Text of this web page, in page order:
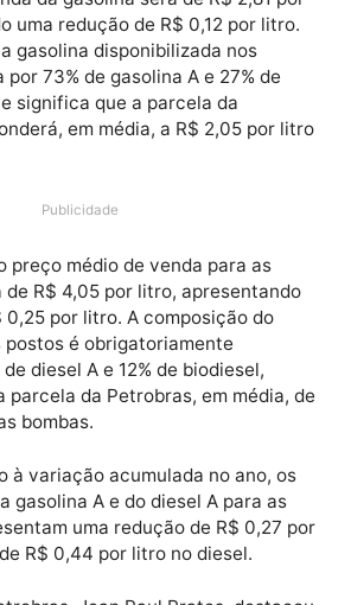
na quinta-feira (19) um novo
dos combustíveis destinados às
vigência a partir de sábado (21).
da gasolina será de R$ 2,81
uma redução de R$ 0,12 por
a gasolina disponibilizada nos
significa que a parcela da
Publicidade
o preço médio de venda para as
de R$ 4,05 por litro,
postos é obrigatoriamente
de diesel A e 12% de biodiesel,
parcela da Petrobras, em média,
bombas.